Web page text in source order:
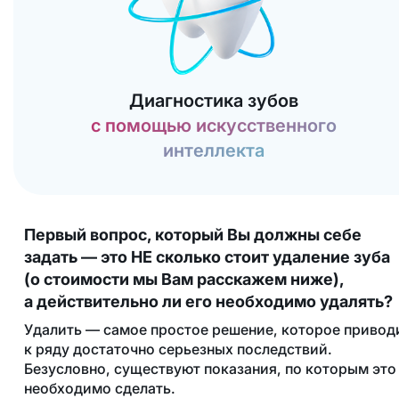
Диагностика зубов
с помощью искусственного
интеллекта
Первый вопрос, который Вы должны себе
задать — это НЕ сколько стоит удаление зуба
(о стоимости мы Вам расскажем ниже),
а действительно ли его необходимо удалять?
Удалить — самое простое решение, которое
к ряду достаточно серьезных последствий.
Безусловно, существуют показания, по которым это
необходимо сделать.